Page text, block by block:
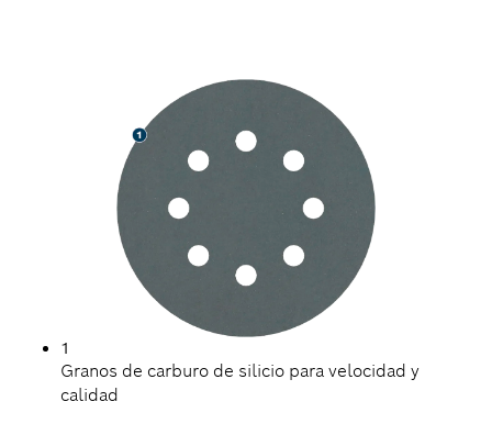
1
Granos de carburo de silicio para velocidad y
calidad